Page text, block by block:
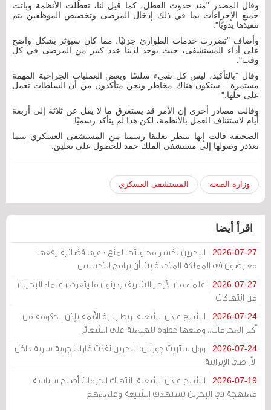
وقال المصدر "منذ حدوث العطل، كما قيل لنا، تعطّلت الأنظمة وباتت
جميع الإجراءات بما في ذلك إدخال المرضى وتخصيص الموظفين يتم
تنفيذها يدويًا".
وأضاف "تضررت خدمات الطوارئ جزئيًا، مما كان سيؤثر بشكل واضح
على أداء المستشفى، حيث يوجد لدينا عدد كبير من المرضى في كل
وقت".
وقال "بالتأكيد، ليس كل شيء سلسًا وبعض العمليات الجراحية المهمة
مستمرة... ستكون هناك مخاطر ونحن متأكدون من أن السلطات تعمل
على حلها."
وقالت مصادر أخرى إن الأمر قد يستغرق ما لا يقل عن ثلاثة إلى أربعة
أيام لاستئناف العمل بالأنظمة، لكن هذا لم يتأكد رسميًا.
الصحيفة قالت إنها تنتظر تعليقا رسميا من المستشفى العسكري بينما
تعذذر وصولها إلى مستشفى الملك حمد للحصول على تعليق.
وزارة الصحة المستشفى العسكري
اقرأ أيضا
2026-07-27
البحرين تخسر محاولتها لمنع دعوى قضائية رفعها
معارضون في المملكة المتحدة بشأن برامج التجسس
2026-07-27
علماء من الأزهر الشريف يدينون ما يتعرض علماء البحرين
من انتهاكات
2026-07-24
الشيخ عادل الشعلة: ربط زيارة الأئمة بإذن الحكومة من
أكبر المحرمات.. ومنعها خطوة للهيمنة على الشعائر
2026-07-24
وول ستريت جورنال: البحرين نفذت غارات جوية سرية داخل
الأراضي الإيرانية
2026-07-19
الشيخ عادل الشعلة: انتهاك الحرمات أصبح سياسة
ممنهجة في البحرين تستهدف الشيعة وعلماءهم